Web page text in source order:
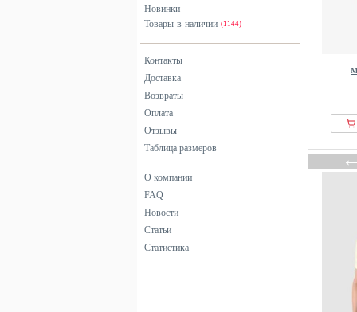
серый
синий
фиолетовый
Новинки
Товары в наличии (1144)
Контакты
Доставка
Возвраты
Оплата
Отзывы
Таблица размеров
О компании
FAQ
Новости
Статьи
Статистика